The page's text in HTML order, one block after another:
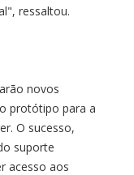
ressaltou.
novos
protótipo para a
O sucesso,
suporte
acesso aos